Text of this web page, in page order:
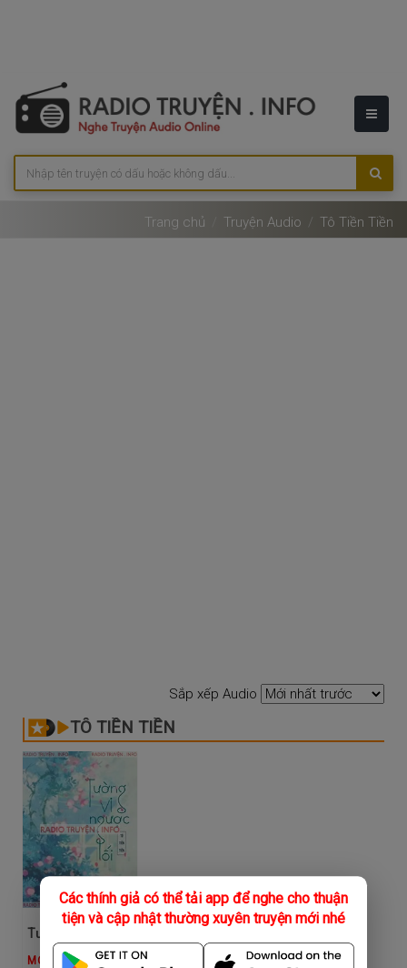
Các thính giả có thể tải app để nghe cho thuận
tiện và cập nhật thường xuyên truyện mới nhé
Trang chủ Truyện Audio Tô Tiền Tiền
Sắp xếp Audio
TÔ TIỀN TIỀN
MC Vị Hy